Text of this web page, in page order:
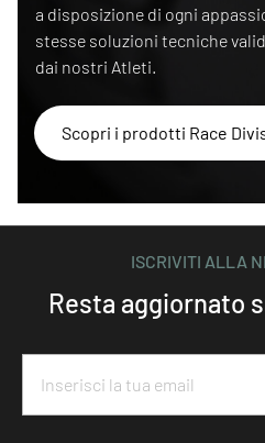
a disposizione di ogni
stesse soluzioni tecniche
dai nostri Atleti.
Scopri i prodotti Race
ISCRIVITI ALLA
Resta aggiornato